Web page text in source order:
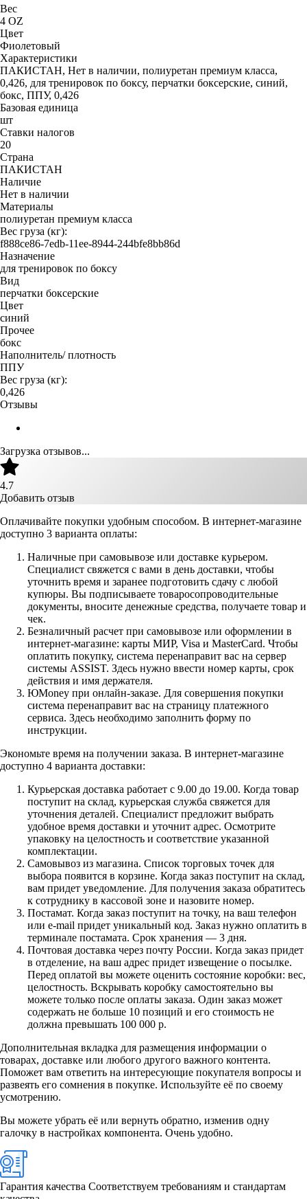
Вес
4 OZ
Цвет
Фиолетовый
Характеристики
ПАКИСТАН, Нет в наличии, полиуретан премиум класса,
0,426, для тренировок по боксу, перчатки боксерские, синий,
бокс, ППУ, 0,426
Базовая единица
шт
Ставки налогов
20
Страна
ПАКИСТАН
Наличие
Нет в наличии
Материалы
полиуретан премиум класса
Вес груза (кг):
f888ce86-7edb-11ee-8944-244bfe8bb86d
Назначение
для тренировок по боксу
Вид
перчатки боксерские
Цвет
синий
Прочее
бокс
Наполнитель/ плотность
ППУ
Вес груза (кг):
0,426
Отзывы
Загрузка отзывов...
4.7
Добавить отзыв
Оплачивайте покупки удобным способом. В интернет-магазине
доступно 3 варианта оплаты:
Наличные при самовывозе или доставке курьером.
Специалист свяжется с вами в день доставки, чтобы
уточнить время и заранее подготовить сдачу с любой
купюры. Вы подписываете товаросопроводительные
документы, вносите денежные средства, получаете товар и
чек.
Безналичный расчет при самовывозе или оформлении в
интернет-магазине: карты МИР, Visa и MasterCard. Чтобы
оплатить покупку, система перенаправит вас на сервер
системы ASSIST. Здесь нужно ввести номер карты, срок
действия и имя держателя.
ЮMoney при онлайн-заказе. Для совершения покупки
система перенаправит вас на страницу платежного
сервиса. Здесь необходимо заполнить форму по
инструкции.
Экономьте время на получении заказа. В интернет-магазине
доступно 4 варианта доставки:
Курьерская доставка работает с 9.00 до 19.00. Когда товар
поступит на склад, курьерская служба свяжется для
уточнения деталей. Специалист предложит выбрать
удобное время доставки и уточнит адрес. Осмотрите
упаковку на целостность и соответствие указанной
комплектации.
Самовывоз из магазина. Список торговых точек для
выбора появится в корзине. Когда заказ поступит на склад,
вам придет уведомление. Для получения заказа обратитесь
к сотруднику в кассовой зоне и назовите номер.
Постамат. Когда заказ поступит на точку, на ваш телефон
или e-mail придет уникальный код. Заказ нужно оплатить в
терминале постамата. Срок хранения — 3 дня.
Почтовая доставка через почту России. Когда заказ придет
в отделение, на ваш адрес придет извещение о посылке.
Перед оплатой вы можете оценить состояние коробки: вес,
целостность. Вскрывать коробку самостоятельно вы
можете только после оплаты заказа. Один заказ может
содержать не больше 10 позиций и его стоимость не
должна превышать 100 000 р.
Дополнительная вкладка для размещения информации о
товарах, доставке или любого другого важного контента.
Поможет вам ответить на интересующие покупателя вопросы и
развеять его сомнения в покупке. Используйте её по своему
усмотрению.
Вы можете убрать её или вернуть обратно, изменив одну
галочку в настройках компонента. Очень удобно.
Гарантия качества Соответствуем требованиям и стандартам